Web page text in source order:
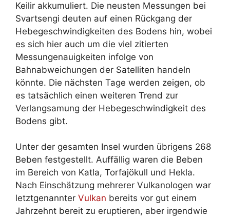
Keilir akkumuliert. Die neusten Messungen bei
Svartsengi deuten auf einen Rückgang der
Hebegeschwindigkeiten des Bodens hin, wobei
es sich hier auch um die viel zitierten
Messungenauigkeiten infolge von
Bahnabweichungen der Satelliten handeln
könnte. Die nächsten Tage werden zeigen, ob
es tatsächlich einen weiteren Trend zur
Verlangsamung der Hebegeschwindigkeit des
Bodens gibt.
Unter der gesamten Insel wurden übrigens 268
Beben festgestellt. Auffällig waren die Beben
im Bereich von Katla, Torfajökull und Hekla.
Nach Einschätzung mehrerer Vulkanologen war
letztgenannter Vulkan bereits vor gut einem
Jahrzehnt bereit zu eruptieren, aber irgendwie